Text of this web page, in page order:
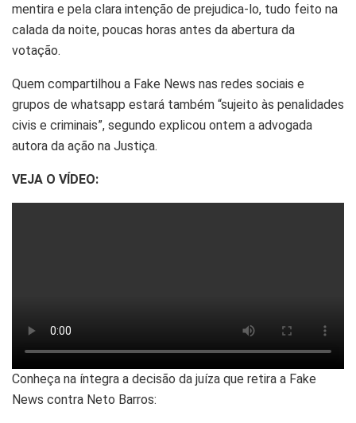
mentira e pela clara intenção de prejudica-lo, tudo feito na
calada da noite, poucas horas antes da abertura da
votação.
Quem compartilhou a Fake News nas redes sociais e
grupos de whatsapp estará também “sujeito às penalidades
civis e criminais”, segundo explicou ontem a advogada
autora da ação na Justiça.
VEJA O VÍDEO:
Conheça na íntegra a decisão da juíza que retira a Fake
News contra Neto Barros: